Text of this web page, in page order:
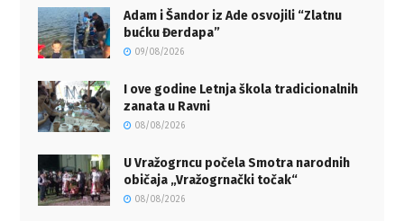
Adam i Šandor iz Ade osvojili “Zlatnu
bućku Đerdapa”
09/08/2026
I ove godine Letnja škola tradicionalnih
zanata u Ravni
08/08/2026
U Vražogrncu počela Smotra narodnih
običaja „Vražogrnački točak“
08/08/2026